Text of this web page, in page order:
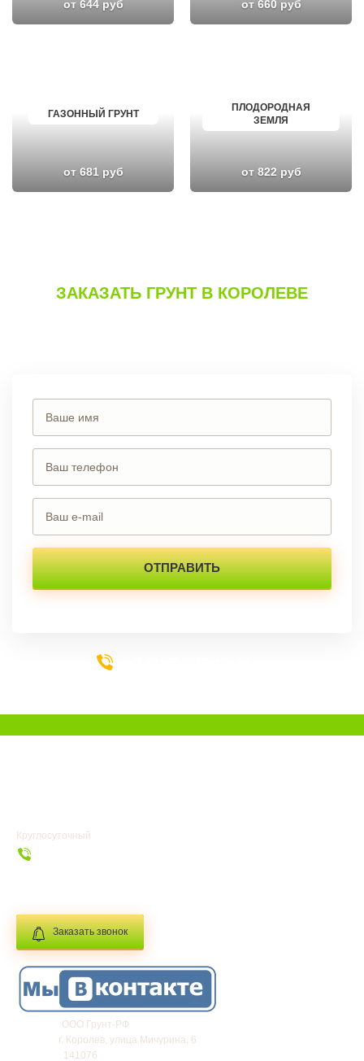
от 644 руб от 660 руб
ГАЗОННЫЙ ГРУНТ
от 681 руб
ПЛОДОРОДНАЯ
ЗЕМЛЯ
от 822 руб
ЗАКАЗАТЬ ГРУНТ В КОРОЛЕВЕ
Круглосуточный
Заказать звонок
ООО Грунт-РФ
г. Королев, улица Мичурина, 6
141076